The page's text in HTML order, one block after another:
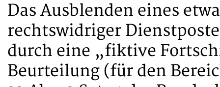
Das Ausblenden eines
rechtswidriger
durch eine „fiktive
Beurteilung (für den